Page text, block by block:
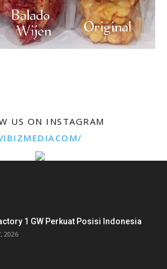
US ON INSTAGRAM
1 GW Perkuat Posisi Indonesia
2026